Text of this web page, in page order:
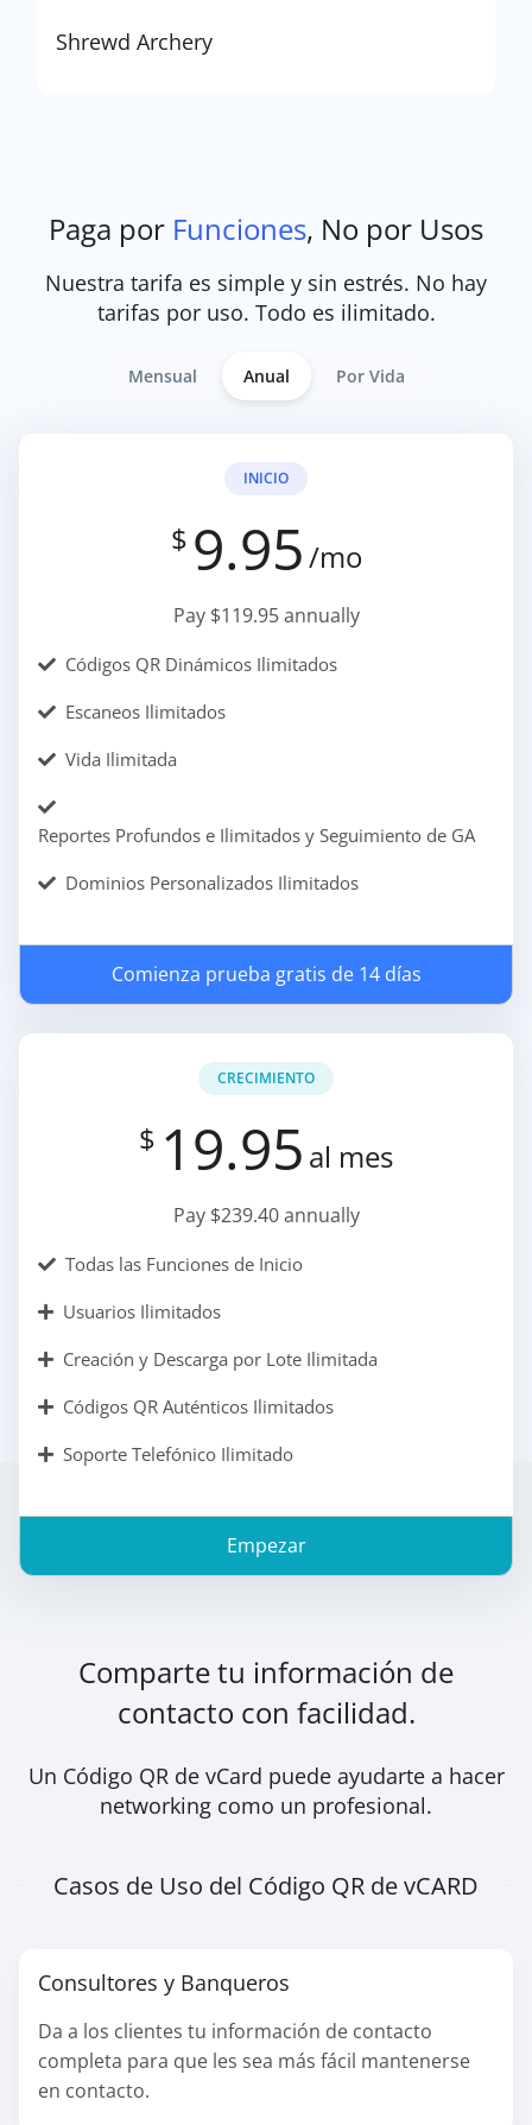
Shrewd Archery
Paga por Funciones, No por Usos
Nuestra tarifa es simple y sin estrés. No hay
tarifas por uso. Todo es ilimitado.
Mensual Anual Por Vida
INICIO
$ 9.95/mo
Pay $119.95 annually
Códigos QR Dinámicos Ilimitados
Escaneos Ilimitados
Vida Ilimitada
Reportes Profundos e Ilimitados y Seguimiento de GA
Dominios Personalizados Ilimitados
Comienza prueba gratis de 14 días
CRECIMIENTO
$ 19.95 al mes
Pay $239.40 annually
Todas las Funciones de Inicio
Usuarios Ilimitados
Creación y Descarga por Lote Ilimitada
Códigos QR Auténticos Ilimitados
Soporte Telefónico Ilimitado
Empezar
Comparte tu información de
contacto con facilidad.
Un Código QR de vCard puede ayudarte a hacer
networking como un profesional.
Casos de Uso del Código QR de vCARD
Consultores y Banqueros
Da a los clientes tu información de contacto
completa para que les sea más fácil mantenerse
en contacto.